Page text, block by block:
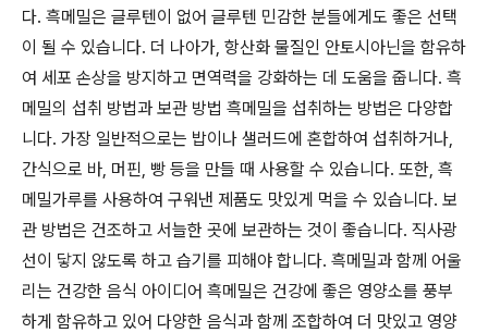
다. 흑메밀은 글루텐이 없어 글루텐 민감한 분들에게도 좋은 선택
이 될 수 있습니다. 더 나아가, 항산화 물질인 안토시아닌을 함유하
여 세포 손상을 방지하고 면역력을 강화하는 데 도움을 줍니다. 흑
메밀의 섭취 방법과 보관 방법 흑메밀을 섭취하는 방법은 다양합
니다. 가장 일반적으로는 밥이나 샐러드에 혼합하여 섭취하거나,
간식으로 바, 머핀, 빵 등을 만들 때 사용할 수 있습니다. 또한, 흑
메밀가루를 사용하여 구워낸 제품도 맛있게 먹을 수 있습니다. 보
관 방법은 건조하고 서늘한 곳에 보관하는 것이 좋습니다. 직사광
선이 닿지 않도록 하고 습기를 피해야 합니다. 흑메밀과 함께 어울
리는 건강한 음식 아이디어 흑메밀은 건강에 좋은 영양소를 풍부
하게 함유하고 있어 다양한 음식과 함께 조합하여 더 맛있고 영양